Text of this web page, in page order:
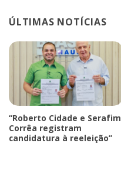
ÚLTIMAS NOTÍCIAS
“Roberto Cidade e Serafim
Corrêa registram
candidatura à reeleição”